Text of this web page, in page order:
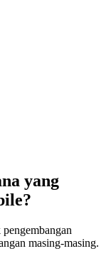
yang
masing-masing.